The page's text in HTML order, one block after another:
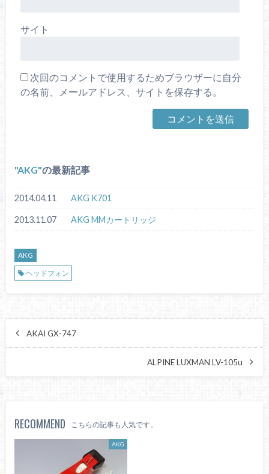
サイト
次回のコメントで使用するためブラウザーに自分
の名前、メールアドレス、サイトを保存する。
AKG の最新記事
2014.04.11 AKG K701
2013.11.07 AKG MMカートリッジ
AKG
ヘッドフォン
AKAI GX-747
ALPINE LUXMAN LV-105u
RECOMMEND こちらの記事も人気です。
AKG